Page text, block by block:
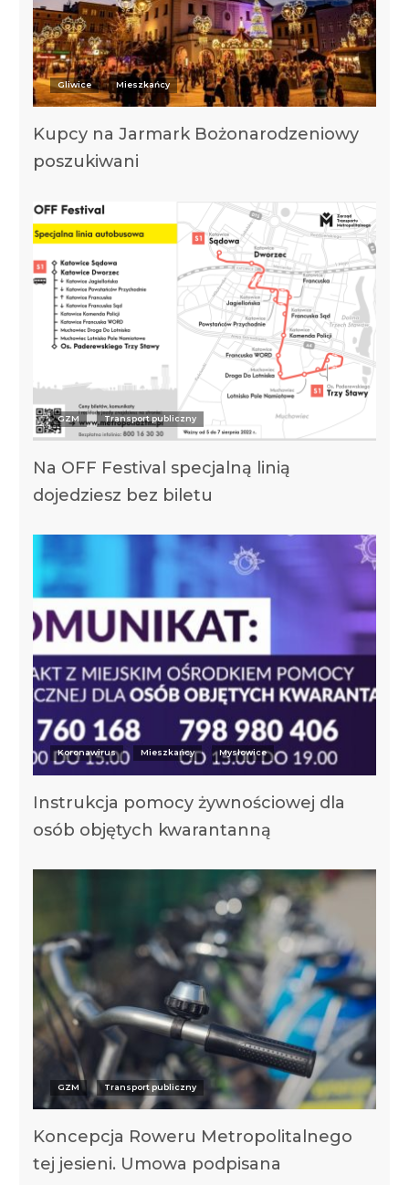
Gliwice Mieszkańcy
Kupcy na Jarmark Bożonarodzeniowy
poszukiwani
GZM Transport publiczny
Na OFF Festival specjalną linią
dojedziesz bez biletu
Koronawirus Mieszkańcy Mysłowice
Instrukcja pomocy żywnościowej dla
osób objętych kwarantanną
GZM Transport publiczny
Koncepcja Roweru Metropolitalnego
tej jesieni. Umowa podpisana